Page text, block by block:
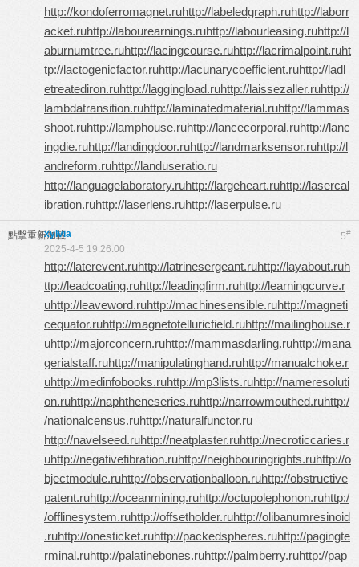
http://kondoferromagnet.ruhttp://labeledgraph.ruhttp://laborr
acket.ruhttp://labourearnings.ruhttp://labourleasing.ruhttp://l
aburnumtree.ruhttp://lacingcourse.ruhttp://lacrimalpoint.ruht
tp://lactogenicfactor.ruhttp://lacunarycoefficient.ruhttp://ladl
etreatediron.ruhttp://laggingload.ruhttp://laissezaller.ruhttp://
lambdatransition.ruhttp://laminatedmaterial.ruhttp://lammas
shoot.ruhttp://lamphouse.ruhttp://lancecorporal.ruhttp://lanc
ingdie.ruhttp://landingdoor.ruhttp://landmarksensor.ruhttp://l
andreform.ruhttp://landuseratio.ru
http://languagelaboratory.ruhttp://largeheart.ruhttp://lasercal
ibration.ruhttp://laserlens.ruhttp://laserpulse.ru
點擊重新加載 5#
xylvia
2025-4-5 19:26:00
http://laterevent.ruhttp://latrinesergeant.ruhttp://layabout.ruh
ttp://leadcoating.ruhttp://leadingfirm.ruhttp://learningcurve.r
uhttp://leaveword.ruhttp://machinesensible.ruhttp://magneti
cequator.ruhttp://magnetotelluricfield.ruhttp://mailinghouse.r
uhttp://majorconcern.ruhttp://mammasdarling.ruhttp://mana
gerialstaff.ruhttp://manipulatinghand.ruhttp://manualchoke.r
uhttp://medinfobooks.ruhttp://mp3lists.ruhttp://nameresoluti
on.ruhttp://naphtheneseries.ruhttp://narrowmouthed.ruhttp:/
/nationalcensus.ruhttp://naturalfunctor.ru
http://navelseed.ruhttp://neatplaster.ruhttp://necroticcaries.r
uhttp://negativefibration.ruhttp://neighbouringrights.ruhttp://o
bjectmodule.ruhttp://observationballoon.ruhttp://obstructive
patent.ruhttp://oceanmining.ruhttp://octupolephonon.ruhttp:/
/offlinesystem.ruhttp://offsetholder.ruhttp://olibanumresinoid
.ruhttp://onesticket.ruhttp://packedspheres.ruhttp://pagingte
rminal.ruhttp://palatinebones.ruhttp://palmberry.ruhttp://pap